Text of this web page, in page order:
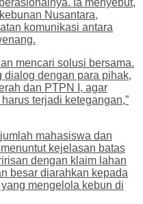
Nusantara,
komunikasi antara
mencari solusi bersama.
dialog dengan para pihak,
dan PTPN I, agar
terjadi ketegangan,”
mahasiswa dan
kejelasan batas
dengan klaim lahan
besar diarahkan kepada
mengelola kebun di